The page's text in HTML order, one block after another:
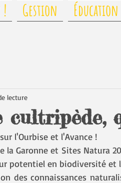
! Gestion Éducation
lecture
l'Ourbise et l'Avance !
Garonne et Sites Natura
potentiel en biodiversité et
des connaissances